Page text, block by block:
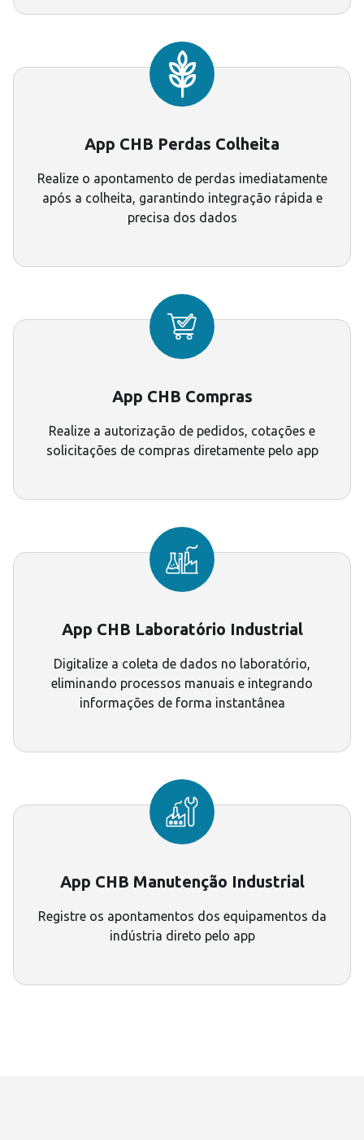
App CHB Perdas Colheita
Realize o apontamento de perdas imediatamente
após a colheita, garantindo integração rápida e
precisa dos dados
App CHB Compras
Realize a autorização de pedidos, cotações e
solicitações de compras diretamente pelo app
App CHB Laboratório Industrial
Digitalize a coleta de dados no laboratório,
eliminando processos manuais e integrando
informações de forma instantânea
App CHB Manutenção Industrial
Registre os apontamentos dos equipamentos da
indústria direto pelo app